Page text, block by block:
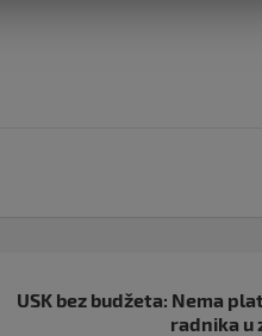
USK bez budžeta: Nema
radnika u